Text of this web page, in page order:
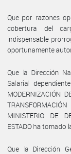
Que por razones
cobertura del
indispensable
oportunamente
Que la Dirección
Salarial
MODERNIZACIÓN
MINISTERIO DE
ESTADO ha tomado
Que la Dirección